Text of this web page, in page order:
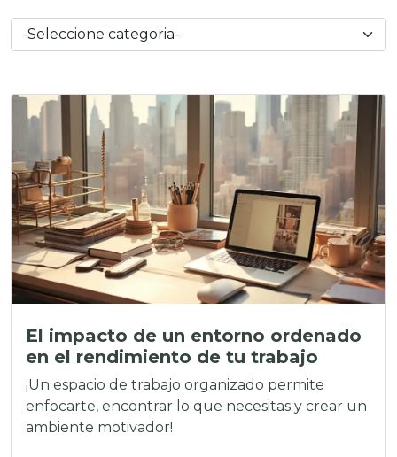
El impacto de un entorno ordenado
en el rendimiento de tu trabajo
¡Un espacio de trabajo organizado permite
enfocarte, encontrar lo que necesitas y crear un
ambiente motivador!